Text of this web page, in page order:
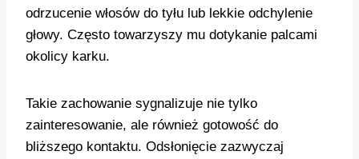
odrzucenie włosów do tyłu lub lekkie odchylenie
głowy. Często towarzyszy mu dotykanie palcami
okolicy karku.
Takie zachowanie sygnalizuje nie tylko
zainteresowanie, ale również gotowość do
bliższego kontaktu. Odsłonięcie zazwyczaj